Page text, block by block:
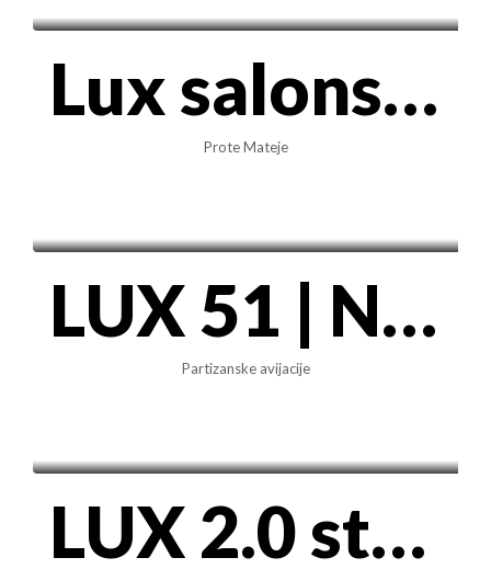
Lux salonski prostor 87m² sa garažnim mestom – Prote Mateje, Vračar
Prote Mateje
LUX 51 | Novogradnja sa garažom, 62m² – B. Kosa 1
Partizanske avijacije
LUX 2.0 stan u Wellportu (47m2) – Blok 65, sa garažnim mestom